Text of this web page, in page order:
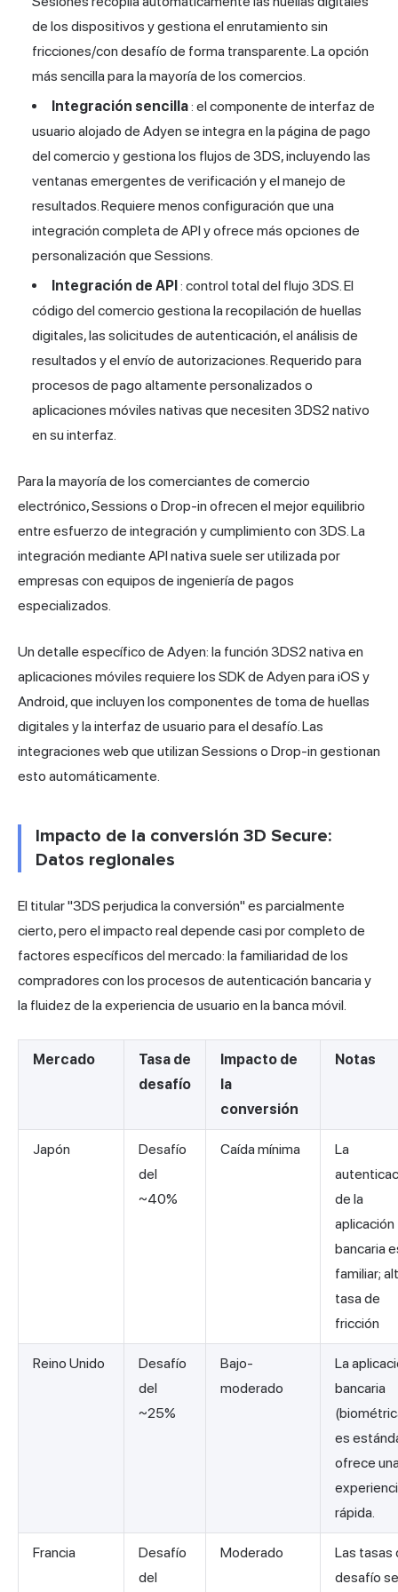
de los dispositivos y gestiona el enrutamiento sin
fricciones/con desafío de forma transparente. La opción
más sencilla para la mayoría de los comercios.
Integración sencilla: el componente de interfaz de
usuario alojado de Adyen se integra en la página de pago
del comercio y gestiona los flujos de 3DS, incluyendo las
ventanas emergentes de verificación y el manejo de
resultados. Requiere menos configuración que una
integración completa de API y ofrece más opciones de
personalización que Sessions.
Integración de API : control total del flujo 3DS. El
código del comercio gestiona la recopilación de huellas
digitales, las solicitudes de autenticación, el análisis de
resultados y el envío de autorizaciones. Requerido para
procesos de pago altamente personalizados o
aplicaciones móviles nativas que necesiten 3DS2 nativo
en su interfaz.
Para la mayoría de los comerciantes de comercio
electrónico, Sessions o Drop-in ofrecen el mejor equilibrio
entre esfuerzo de integración y cumplimiento con 3DS. La
integración mediante API nativa suele ser utilizada por
empresas con equipos de ingeniería de pagos
especializados.
Un detalle específico de Adyen: la función 3DS2 nativa en
aplicaciones móviles requiere los SDK de Adyen para iOS y
Android, que incluyen los componentes de toma de huellas
digitales y la interfaz de usuario para el desafío. Las
integraciones web que utilizan Sessions o Drop-in gestionan
esto automáticamente.
Impacto de la conversión 3D Secure:
Datos regionales
El titular "3DS perjudica la conversión" es parcialmente
cierto, pero el impacto real depende casi por completo de
factores específicos del mercado: la familiaridad de los
compradores con los procesos de autenticación bancaria y
la fluidez de la experiencia de usuario en la banca móvil.
Mercado
Tasa de
desafío
Impacto de
la
conversión
Notas
Japón
Desafío
del
~40%
Caída mínima
La
de la
aplicación
bancaria
familiar;
tasa de
fricción
Reino Unido
Desafío
del
~25%
Bajo-
moderado
La
bancaria
es
ofrece
rápida.
Francia
Desafío
del
Moderado
Las tasas
desafío se